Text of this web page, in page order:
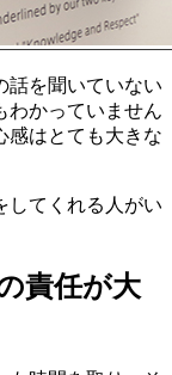
話を聞いていない
わかっていません
感はとても大きな
してくれる人がい
責任が大